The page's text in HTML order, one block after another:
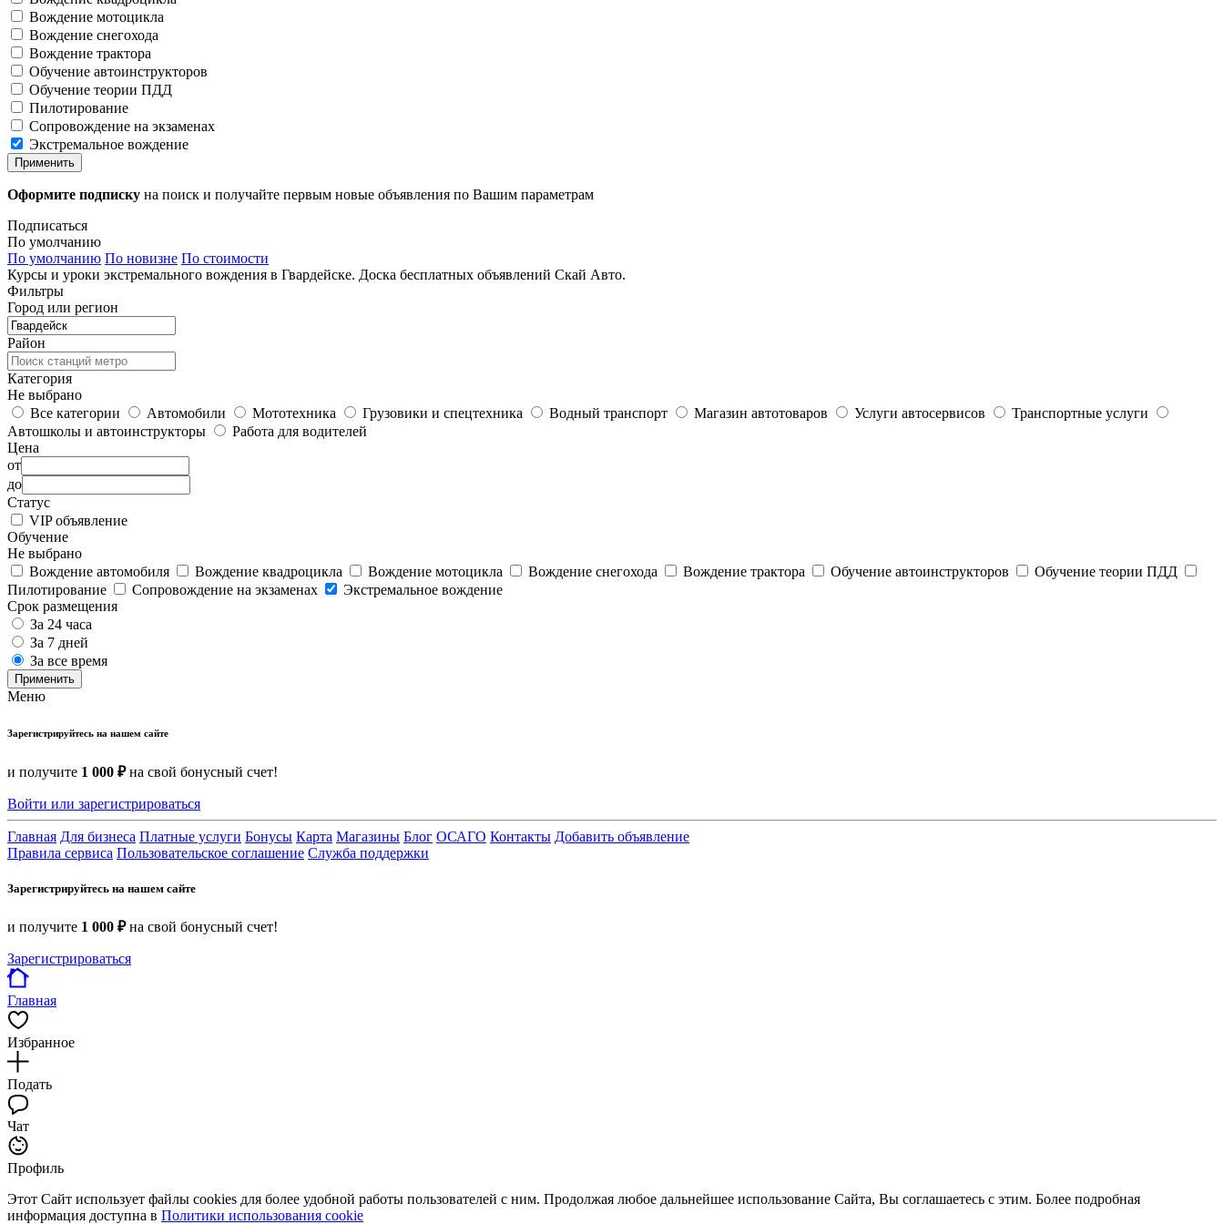
Вождение мотоцикла
Вождение снегохода
Вождение трактора
Обучение автоинструкторов
Обучение теории ПДД
Пилотирование
Сопровождение на экзаменах
Экстремальное вождение
Применить
Оформите подписку на поиск и получайте первым новые объявления по Вашим параметрам
Подписаться
По умолчанию
По умолчанию По новизне По стоимости
Курсы и уроки экстремального вождения в Гвардейске. Доска бесплатных объявлений Скай Авто.
Фильтры
Город или регион
Район
Категория
Не выбрано
Все категории
Автомобили Мототехника Грузовики и спецтехника Водный транспорт Магазин автотоваров Услуги автосервисов
Транспортные услуги
Автошколы и автоинструкторы
Работа для водителей
Цена
от
до
Статус
VIP объявление
Обучение
Не выбрано
Вождение автомобиля
Вождение квадроцикла Вождение мотоцикла Вождение снегохода Вождение трактора Обучение автоинструкторов
Обучение теории ПДД
Пилотирование
Сопровождение на экзаменах
Экстремальное вождение
Срок размещения
За 24 часа
За 7 дней
За все время
Применить
Меню
Зарегистрируйтесь на нашем сайте
и получите 1 000 ₽на свой бонусный счет!
Войти или зарегистрироваться
Главная Для бизнеса Платные услуги Бонусы Карта Магазины Блог ОСАГО Контакты Добавить объявление
Правила сервиса Пользовательское соглашение Служба поддержки
Зарегистрируйтесь на нашем сайте
и получите 1 000 ₽на свой бонусный счет!
Зарегистрироваться
Главная
Избранное
Подать
Чат
Профиль
Этот Сайт использует файлы cookies для более удобной работы пользователей с ним. Продолжая любое дальнейшее использование Сайта, Вы соглашаетесь с этим. Более подробная
информация доступна в Политики использования cookie